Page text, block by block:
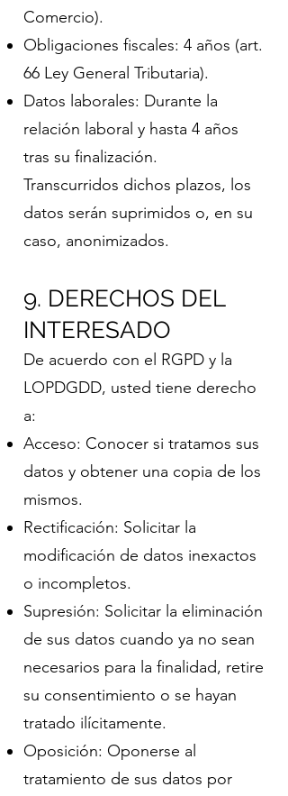
Comercio).
Obligaciones fiscales: 4 años (art.
66 Ley General Tributaria).
Datos laborales: Durante la
relación laboral y hasta 4 años
tras su finalización.
Transcurridos dichos plazos, los
datos serán suprimidos o, en su
caso, anonimizados.
9. DERECHOS DEL
INTERESADO
De acuerdo con el RGPD y la
LOPDGDD, usted tiene derecho
a:
Acceso: Conocer si tratamos sus
datos y obtener una copia de los
mismos.
Rectificación: Solicitar la
modificación de datos inexactos
o incompletos.
Supresión: Solicitar la eliminación
de sus datos cuando ya no sean
necesarios para la finalidad, retire
su consentimiento o se hayan
tratado ilícitamente.
Oposición: Oponerse al
tratamiento de sus datos por